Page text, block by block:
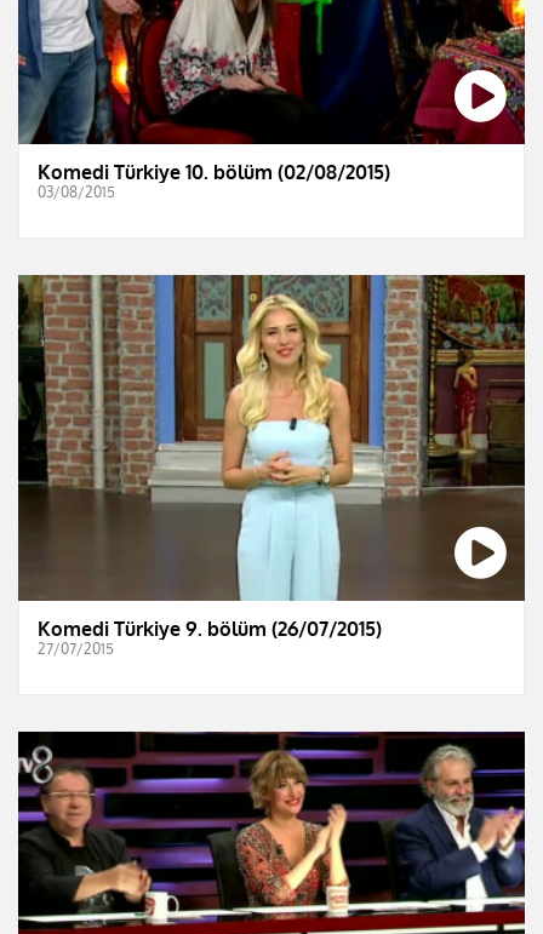
Komedi Türkiye 10. bölüm (02/08/2015)
03/08/2015
Komedi Türkiye 9. bölüm (26/07/2015)
27/07/2015